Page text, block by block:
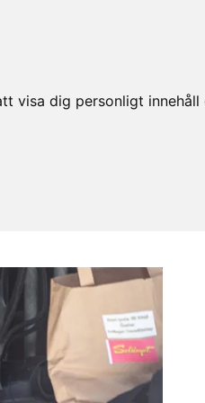
visa dig personligt innehåll